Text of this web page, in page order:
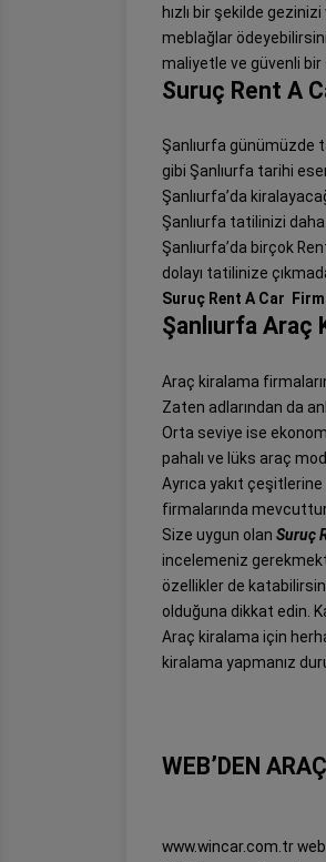
hızlı bir şekilde
meblağlar
maliyetle ve güvenli
Suruç Rent A
Şanlıurfa günümüzde
gibi Şanlıurfa tarihi
Şanlıurfa’da
Şanlıurfa tatilinizi
Şanlıurfa’da birçok
dolayı tatilinize
Suruç Rent A Car
Şanlıurfa Araç
Araç kiralama
Zaten adlarından da
Orta seviye ise
pahalı ve lüks araç
Ayrıca yakıt
firmalarında
Size uygun olan Suruç
incelemeniz
özellikler de
olduğuna dikkat edin.
Araç kiralama için
kiralama yapmanız
WEB’DEN
www.wincar.com.tr